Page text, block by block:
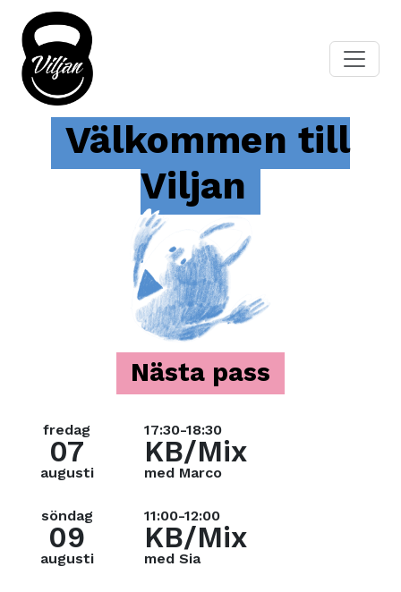
Välkommen till
Viljan
Nästa pass
fredag
07
augusti
17:30-18:30
KB/Mix
med Marco
söndag
09
augusti
11:00-12:00
KB/Mix
med Sia